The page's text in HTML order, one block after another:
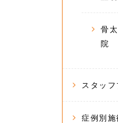
骨
院
スタッフ
症例別施